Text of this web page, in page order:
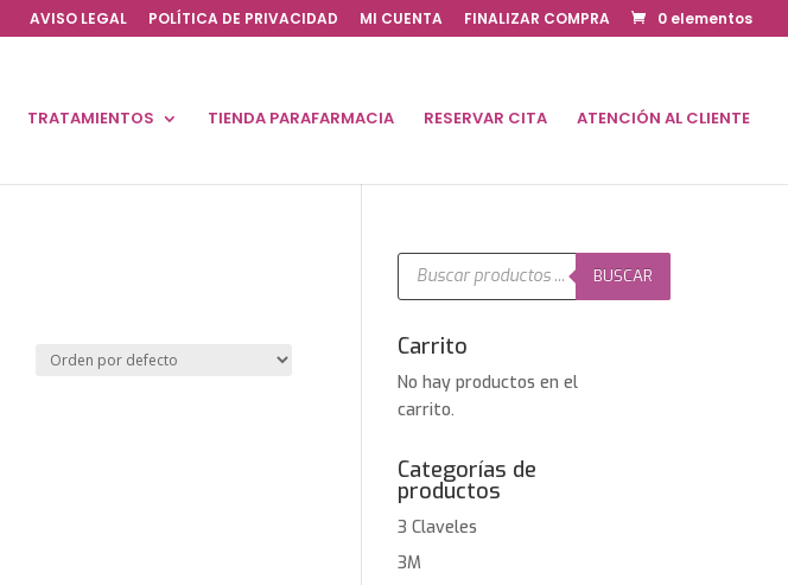
AVISO LEGAL POLÍTICA DE PRIVACIDAD MI CUENTA FINALIZAR COMPRA 0 elementos
TRATAMIENTOS TIENDA PARAFARMACIA RESERVAR CITA ATENCIÓN AL CLIENTE
Búsqueda
productos
BUSCAR
Carrito
No hay productos en el
carrito.
Categorías de
productos
3 Claveles
3M